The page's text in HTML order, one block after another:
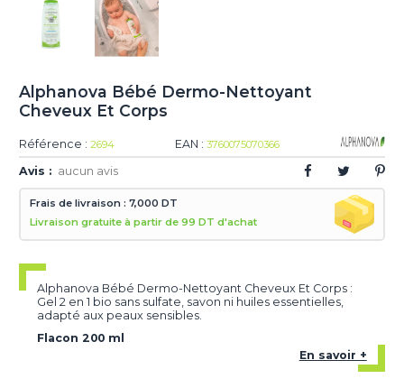
Alphanova Bébé Dermo-Nettoyant
Cheveux Et Corps
Référence : 2694 EAN : 3760075070366
Avis : aucun avis
Frais de livraison : 7,000 DT
Livraison gratuite à partir de 99 DT d'achat
Alphanova Bébé Dermo-Nettoyant Cheveux Et Corps :
Gel 2 en 1 bio sans sulfate, savon ni huiles essentielles,
adapté aux peaux sensibles.
Flacon 200 ml
En savoir +